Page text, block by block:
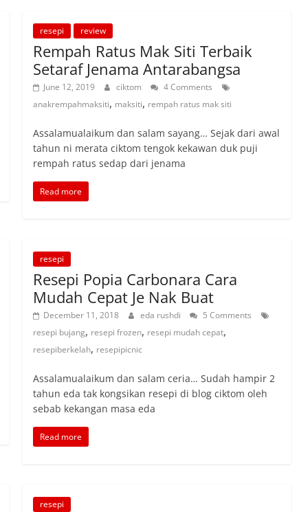
resepi review
Rempah Ratus Mak Siti Terbaik
Setaraf Jenama Antarabangsa
June 12, 2019 ciktom
4 Comments
anakrempahmaksiti, maksiti, rempah ratus mak siti
Assalamualaikum dan salam sayang… Sejak dari awal
tahun ni merata ciktom tengok kekawan duk puji
rempah ratus sedap dari jenama
Read more
resepi
Resepi Popia Carbonara Cara
Mudah Cepat Je Nak Buat
December 11, 2018 eda rushdi
5 Comments
resepi bujang, resepi frozen, resepi mudah cepat,
resepiberkelah, resepipicnic
Assalamualaikum dan salam ceria… Sudah hampir 2
tahun eda tak kongsikan resepi di blog ciktom oleh
sebab kekangan masa eda
Read more
resepi